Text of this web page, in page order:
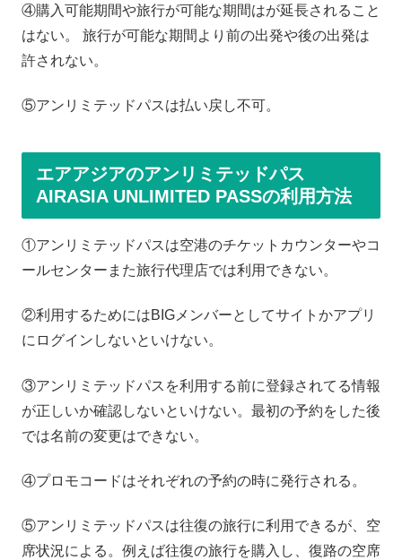
④購入可能期間や旅行が可能な期間はが延長されること
はない。 旅行が可能な期間より前の出発や後の出発は
許されない。
⑤アンリミテッドパスは払い戻し不可。
エアアジアのアンリミテッドパス
AIRASIA UNLIMITED PASSの利用方法
①アンリミテッドパスは空港のチケットカウンターやコ
ールセンターまた旅行代理店では利用できない。
②利用するためにはBIGメンバーとしてサイトかアプリ
にログインしないといけない。
③アンリミテッドパスを利用する前に登録されてる情報
が正しいか確認しないといけない。最初の予約をした後
では名前の変更はできない。
④プロモコードはそれぞれの予約の時に発行される。
⑤アンリミテッドパスは往復の旅行に利用できるが、空
席状況による。例えば往復の旅行を購入し、復路の空席